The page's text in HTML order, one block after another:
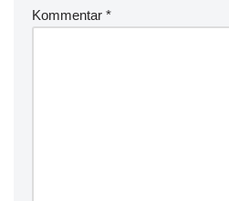
Kommentar *